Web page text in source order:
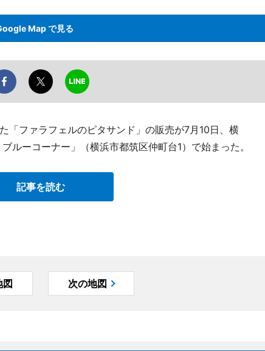
Map で見る
「ファラフェルのピタサンド」の販売が7月10日、横
ルーコーナー」（横浜市都筑区仲町台1）で始まった。
記事を読む
図 次の地図